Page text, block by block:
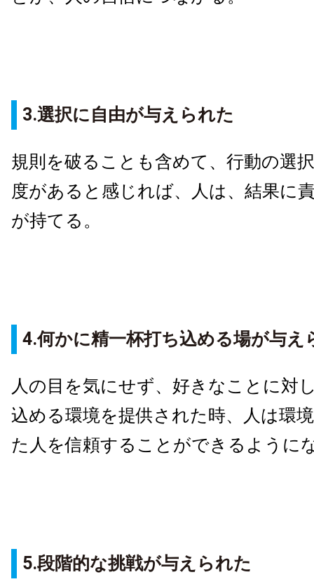
3.選択に自由が与えられた
規則を破ることも含めて、行動の選
度があると感じれば、人は、結果に
が持てる。
4.何かに精一杯打ち込める場が与え
人の目を気にせず、好きなことに対
込める環境を提供された時、人は環
た人を信頼することができるように
5.段階的な挑戦が与えられた